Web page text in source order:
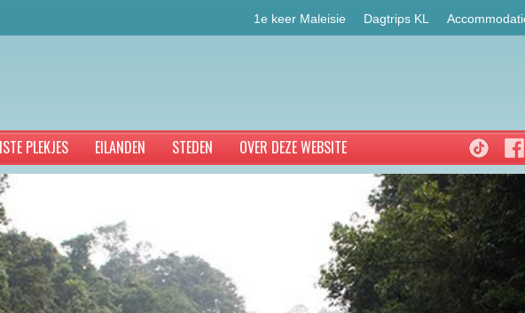
1e keer Maleisie Dagtrips KL
PLEKJES EILANDEN STEDEN OVER DEZE WEBSITE